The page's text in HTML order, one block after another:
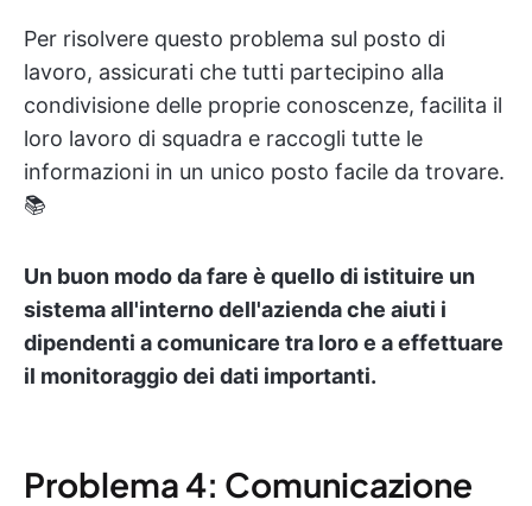
Per risolvere questo problema sul posto di
lavoro, assicurati che tutti partecipino alla
condivisione delle proprie conoscenze, facilita il
loro lavoro di squadra e raccogli tutte le
informazioni in un unico posto facile da trovare.
📚
Un buon modo da fare è quello di istituire un
sistema all'interno dell'azienda che aiuti i
dipendenti a comunicare tra loro e a effettuare
il monitoraggio dei dati importanti.
Problema 4: Comunicazione